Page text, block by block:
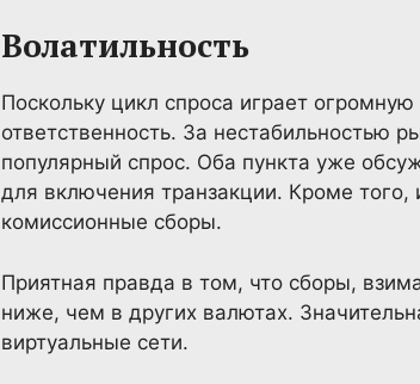
Волатильность
Поскольку цикл спроса играет
ответственность. За нестабильностью
популярный спрос. Оба пункта уже
для включения транзакции. Кроме
комиссионные сборы.
Приятная правда в том, что сборы,
ниже, чем в других валютах.
виртуальные сети.